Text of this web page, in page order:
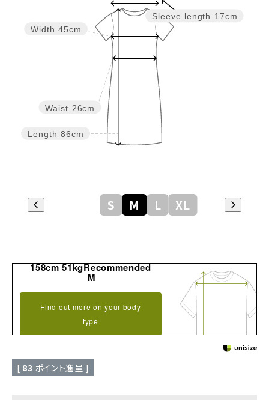
Sleeve length 17cm
Length 86cm
Waist 26cm
Width 45cm
S M L XL
158cm 51kgRecommended
M
Find out more on your body
type
[ 83 ポイント進呈 ]